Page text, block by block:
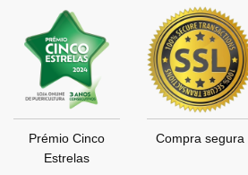
Prémio Cinco
Estrelas
Compra segura